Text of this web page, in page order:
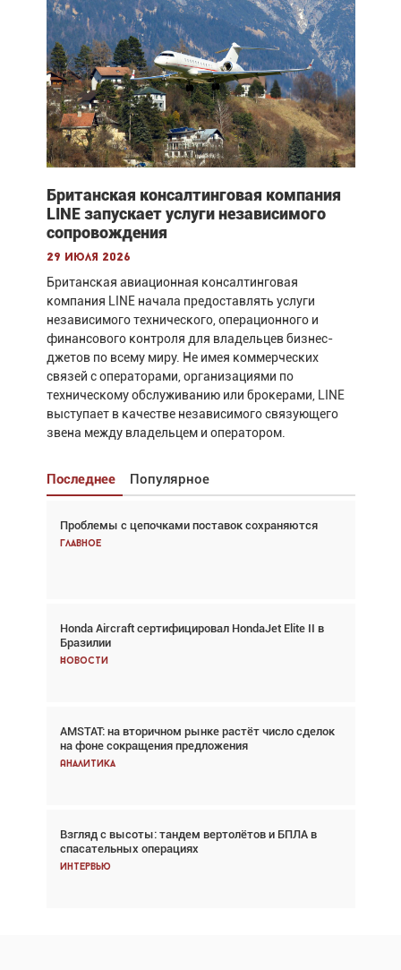
Британская консалтинговая компания
LINE запускает услуги независимого
сопровождения
29 июля 2026
Британская авиационная консалтинговая
компания LINE начала предоставлять услуги
независимого технического, операционного и
финансового контроля для владельцев бизнес-
джетов по всему миру. Не имея коммерческих
связей с операторами, организациями по
техническому обслуживанию или брокерами, LINE
выступает в качестве независимого связующего
звена между владельцем и оператором.
Последнее Популярное
Проблемы с цепочками поставок сохраняются
Главное
Honda Aircraft сертифицировал HondaJet Elite II в
Бразилии
Новости
AMSTAT: на вторичном рынке растёт число сделок
на фоне сокращения предложения
Аналитика
Взгляд с высоты: тандем вертолётов и БПЛА в
спасательных операциях
Интервью
Взгляд с высоты: тандем вертолётов и БПЛА в
спасательных операциях
Авиационный фотограф Дэйв Кох: «Фотография
говорит сама за себя... а ИИ всё портит»
Новости
Проблемы с цепочками поставок сохраняются
Аналитика
Частный самолёт – это актив. Подходите к
покупке соответствующим образом
Интервью